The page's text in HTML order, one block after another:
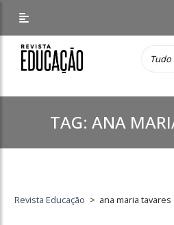
TAG: ANA
Revista Educação > ana maria tavares